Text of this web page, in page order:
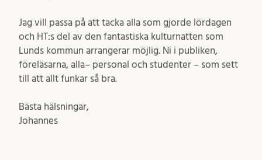
Jag vill passa på att tacka alla som gjorde lördagen
och HT:s del av den fantastiska kulturnatten som
Lunds kommun arrangerar möjlig. Ni i publiken,
föreläsarna, alla– personal och studenter – som sett
till att allt funkar så bra.
Bästa hälsningar,
Johannes